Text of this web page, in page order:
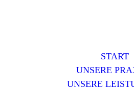
START
UNSERE
UNSERE